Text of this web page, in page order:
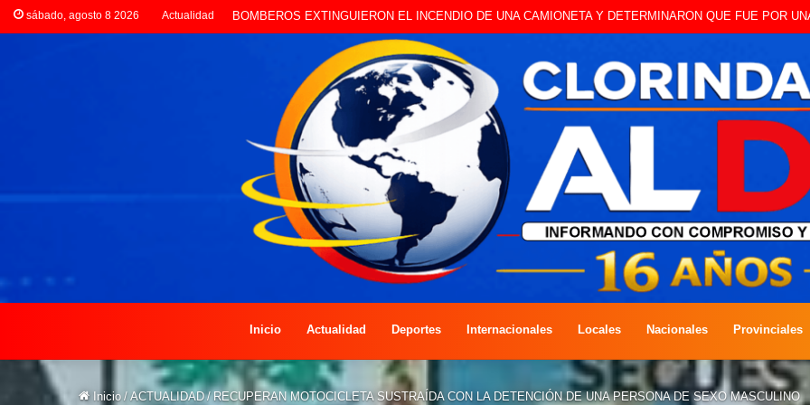
sábado, agosto 8 2026 Actualidad LA POLICÍA INVESTIGA ROBO A CAMBISTA OCURRIDO ESTE JUEVES
Inicio Actualidad Deportes Internacionales Locales Nacionales Provinciales
Inicio / ACTUALIDAD / RECUPERAN MOTOCICLETA SUSTRAÍDA CON LA DETENCIÓN DE UNA PERSONA DE SEXO MASCULINO